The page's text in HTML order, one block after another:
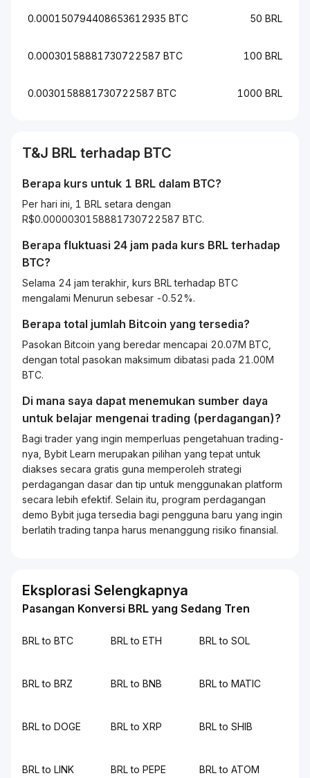
0.000150794408653612935 BTC 50 BRL
0.00030158881730722587 BTC 100 BRL
0.0030158881730722587 BTC 1000 BRL
T&J BRL terhadap BTC
Berapa kurs untuk 1 BRL dalam BTC?
Per hari ini, 1 BRL setara dengan
R$0.0000030158881730722587 BTC.
Berapa fluktuasi 24 jam pada kurs BRL terhadap
BTC?
Selama 24 jam terakhir, kurs BRL terhadap BTC
mengalami Menurun sebesar -0.52%.
Berapa total jumlah Bitcoin yang tersedia?
Pasokan Bitcoin yang beredar mencapai 20.07M BTC,
dengan total pasokan maksimum dibatasi pada 21.00M
BTC.
Di mana saya dapat menemukan sumber daya
untuk belajar mengenai trading (perdagangan)?
Bagi trader yang ingin memperluas pengetahuantrading-
nya, Bybit Learn merupakan pilihan yang tepat untuk
diakses secara gratis guna memperoleh strategi
perdagangan dasar dan tip untuk menggunakan platform
secara lebih efektif. Selain itu, program perdagangan
demo Bybit juga tersedia bagi pengguna baru yang ingin
berlatihtradingtanpa harus menanggung risiko finansial.
Eksplorasi Selengkapnya
Pasangan Konversi BRL yang Sedang Tren
BRL to BTC BRL to ETH BRL to SOL
BRL to BRZ BRL to BNB BRL to MATIC
BRL to DOGE BRL to XRP BRL to SHIB
BRL to LINK BRL to PEPE BRL to ATOM